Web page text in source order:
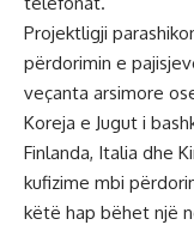
Projektligji
përdorimin e
veçanta arsimore
Koreja e Jugut i
Finlanda, Italia dhe
kufizime mbi
këtë hap bëhet një